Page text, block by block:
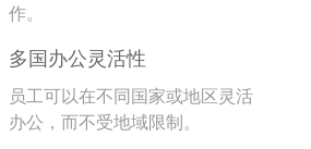
作。
多国办公灵活性
员工可以在不同国家或地区灵活
办公，而不受地域限制。